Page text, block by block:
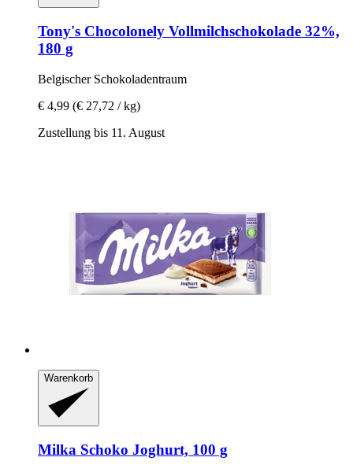
Tony's Chocolonely Vollmilchschokolade 32%,
180 g
Belgischer Schokoladentraum
€ 4,99 (€ 27,72 / kg)
Zustellung bis 11. August
Warenkorb
Milka Schoko Joghurt, 100 g